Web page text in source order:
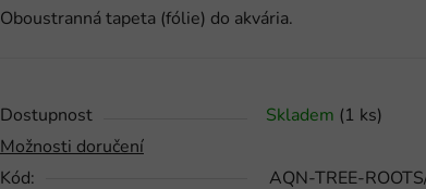
je
5
hvězdiček.
Oboustranná tapeta (fólie) do akvária.
Dostupnost Skladem (1 ks)
Možnosti doručení
Kód:
AQN-TREE-